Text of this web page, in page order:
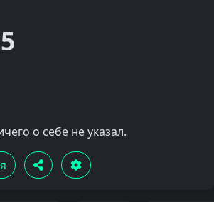
о себе не указал.